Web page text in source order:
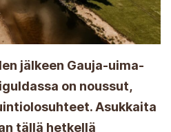
jälkeen Gauja-uima-
on noussut,
Asukkaita
tällä hetkellä